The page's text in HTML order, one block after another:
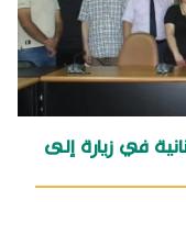
في زيارة إلى